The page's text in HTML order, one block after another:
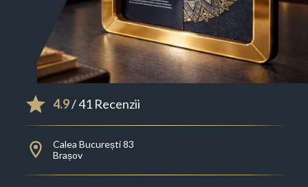
4.9/ 41 Recenzii
Calea București 83
Brașov